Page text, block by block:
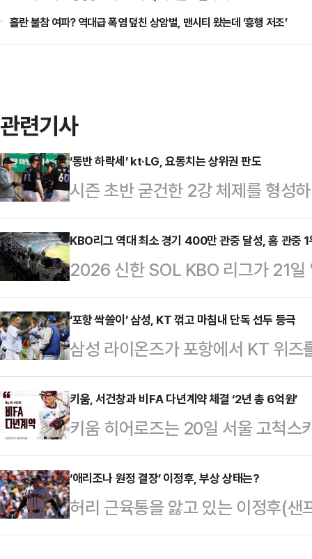
홀란 불참 여파? 역대급 폭염 덮친 상암벌, 맨시티 왔는데 ‘흥행 저조’
관련기사
‘동반 하락세’ kt·LG, 요동치는 상위권 판도
시즌 초반 굳건한 2강 체제를 형성
락세를 겪으며 프로야구 상위권 판
올라선 뒤 내내 순위표 최상단을
과 맞대결서 2-10 대패하며 공동
도 삼성과 5게임 차로 간극이 제법
벌리지 못했다.kt는 최근 10경기서
재 kt의 가장 큰 고민은 마운드다.
KBO리그 역대 최소 경기 400만 관중 달성, 홈 관중
2026 신한 SOL KBO 리그가 21일
서 총 6만 8838명이 입장하며 400
적 관중 403만 5771명을 기록한
만에 400만 관중을 달성했다.종전
230경기 만에 달성했던 2025시즌
에 따라 종전 기록보다 8경기를 줄
7일 300만 관중을 돌파한 지 14일
‘포항 싹쓸이’ 삼성, KT 꺾고 마침내 단독 선두 등극
삼성 라이온즈가 포항에서 KT 위
독 선두 자리를 탈환했다.삼성은
KBO리그' KT와의 홈 경기에서 타
5 짜릿한 역전승을 거뒀다.이번 포
적 26승 1무 17패를 기록, KT를 1
뚝 섰다. 삼성이 이번 시즌 단독 선
약 한 달 만이다. 반면 포항 원정에
키움, 서건창과 비FA 다년계약 체결 ‘2년 총 6억원’
키움 히어로즈는 20일 서울 고척스
계약 기간 2년(2027~2028년), 총
규모의 비FA 다년계약을 체결했다.
2000만원 계약을 맺은 데 이어, 이
까지 동행을 이어간다. 구단은 팀
‘애리조나 원정 결장’ 이정후, 부상 상태는?
허리 근육통을 앓고 있는 이정후(
으로 전해졌다.토니 바이텔로 샌프